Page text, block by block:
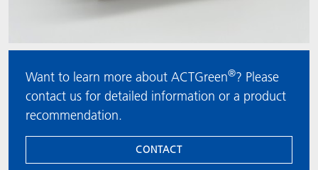
Want to learn more about ACTGreen®? Please
contact us for detailed information or a product
recommendation.
CONTACT